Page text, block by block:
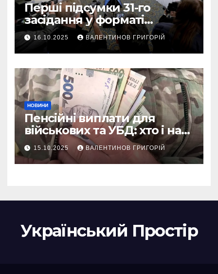
Перші підсумки 31-го
засідання у форматі
“Рамштайн”: що
домовилися союзники
України
16.10.2025 ВАЛЕНТИНОВ ГРИГОРІЙ
НОВИНИ
Пенсійні виплати для
військових та УБД: хто і на
що може розраховувати
15.10.2025 ВАЛЕНТИНОВ ГРИГОРІЙ
Український Простір